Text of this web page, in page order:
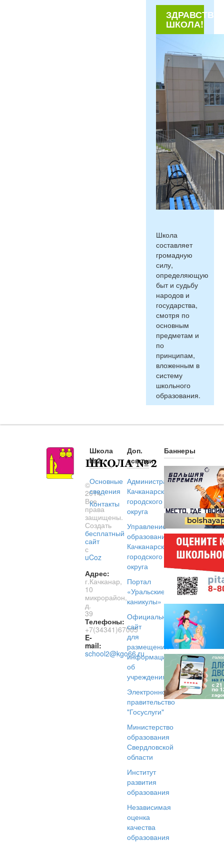
ШКОЛА!
Школа
составляет
громадную
силу,
определяющую
быт и судьбу
народов и
государства,
смотря по
основным
предметам и
по
принципам,
вложенным в
систему
школьного
образования.
©
2014.
Все
права
защищены.
Создать
бесплатный
сайт
с
uCoz
Адрес:
г.Качканар,
10
микрорайон,
д.
39
Телефоны:
+7(34341)67005
E-
mail:
school2@kgo66.ru
Школа
№2
Основные
сведения
Контакты
Доп.
ссылки
Администрация
Качканарского
городского
округа
Управление
образованием
Качканарского
городского
округа
Портал
«Уральские
каникулы»
Официальный
сайт
для
размещения
информации
об
учреждениях
Электронное
правительство
"Госуслуги"
Министерство
образования
Свердловской
области
Институт
развития
образования
Независимая
оценка
качества
образования
Баннеры